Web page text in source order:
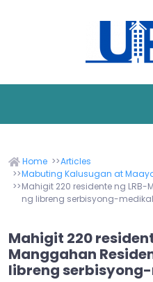
Home
Articles
Mabuting Kalusugan at
Mahigit 220 residente ng
ng libreng serbisyong-medikal
Mahigit 220
Manggahan
libreng